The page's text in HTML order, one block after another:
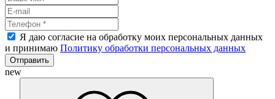
Я даю согласие на обработку моих персональных данных
и принимаю Политику обработки персональных данных
Отправить
new